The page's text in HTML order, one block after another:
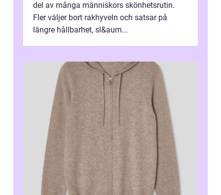
del av många människors skönhetsrutin.
Fler väljer bort rakhyveln och satsar på
längre hållbarhet, sl&aum...